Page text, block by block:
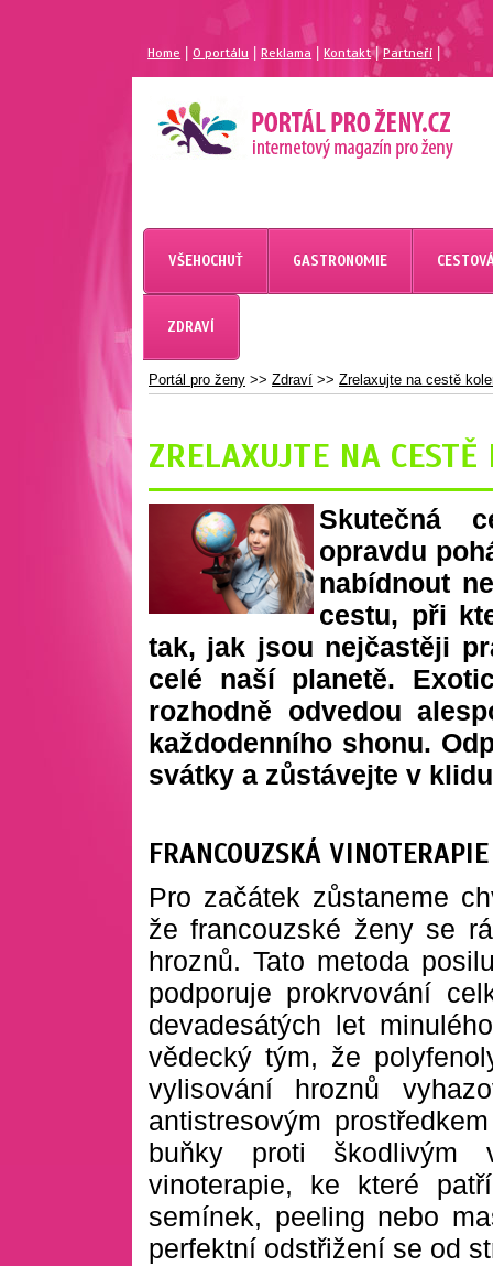
Home |O portálu Reklama Kontakt| Partneří
MAGAZÍN PRO ŽENY
PORTÁL PRO ŽENY.CZ
VŠEHOCHUŤ GASTRONOMIE
ZDRAVÍ
Portál pro ženy >> Zdraví >> Zrelaxujte na cestě
ZRELAXUJTE NA
Skutečná
opravdu
nabídnout
cestu, při
tak, jak jsou nejčastěji
celé naší planetě.
rozhodně odvedou
každodenního shonu.
svátky a zůstávejte v
FRANCOUZSKÁ
Pro začátek zůstaneme
že francouzské ženy se
hroznů. Tato metoda
podporuje prokrvování
devadesátých let
vědecký tým, že
vylisování hroznů
antistresovým
buňky proti škodlivým
vinoterapie, ke které
semínek, peeling nebo
perfektní odstřižení se od